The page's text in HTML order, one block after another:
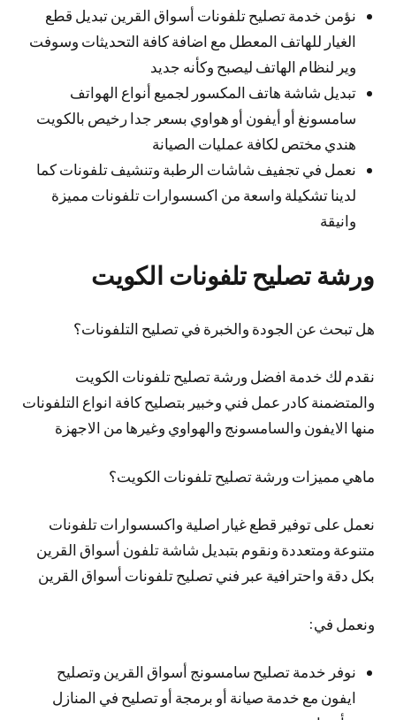
نؤمن خدمة تصليح تلفونات أسواق القرين تبديل قطع
الغيار للهاتف المعطل مع اضافة كافة التحديثات وسوفت
وير لنظام الهاتف ليصبح وكأنه جديد
تبديل شاشة هاتف المكسور لجميع أنواع الهواتف
سامسونغ أو أيفون أو هواوي بسعر جدا رخيص بالكويت
هندي مختص لكافة عمليات الصيانة
نعمل في تجفيف شاشات الرطبة وتنشيف تلفونات كما
لدينا تشكيلة واسعة من اكسسوارات تلفونات مميزة
وانيقة
ورشة تصليح تلفونات الكويت
هل تبحث عن الجودة والخبرة في تصليح التلفونات؟
نقدم لك خدمة افضل ورشة تصليح تلفونات الكويت
والمتضمنة كادر عمل فني وخبير بتصليح كافة انواع التلفونات
منها الايفون والسامسونج والهواوي وغيرها من الاجهزة
ماهي مميزات ورشة تصليح تلفونات الكويت؟
نعمل على توفير قطع غيار اصلية واكسسوارات تلفونات
متنوعة ومتعددة ونقوم بتبديل شاشة تلفون أسواق القرين
بكل دقة واحترافية عبر فني تصليح تلفونات أسواق القرين
ونعمل في:
نوفر خدمة تصليح سامسونج أسواق القرين وتصليح
ايفون مع خدمة صيانة أو برمجة أو تصليح في المنازل